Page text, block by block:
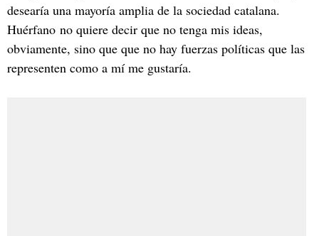
desearía una mayoría amplia de la sociedad catalana.
Huérfano no quiere decir que no tenga mis ideas,
obviamente, sino que que no hay fuerzas políticas que las
representen como a mí me gustaría.